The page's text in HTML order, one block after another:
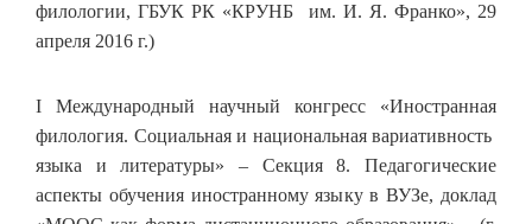
филологии, ГБУК РК «КРУНБ им. И. Я. Франко», 29
апреля 2016 г.)
I Международный научный конгресс «Иностранная
филология. Социальная и национальная вариативность
языка и литературы» – Секция 8. Педагогические
аспекты обучения иностранному языку в ВУЗе, доклад